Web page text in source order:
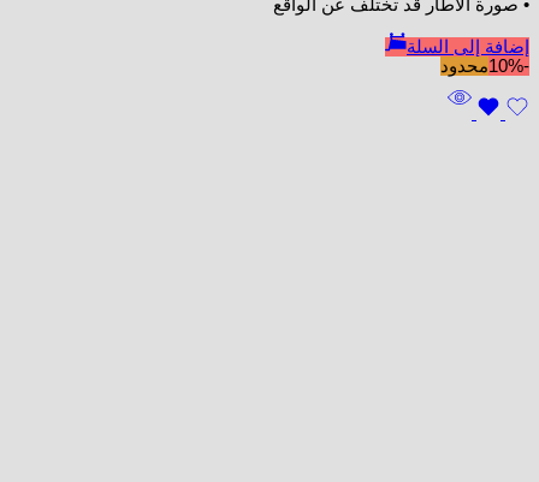
• صورة الاطار قد تختلف عن الواقع
إضافة إلى السلة
-10%
محدود